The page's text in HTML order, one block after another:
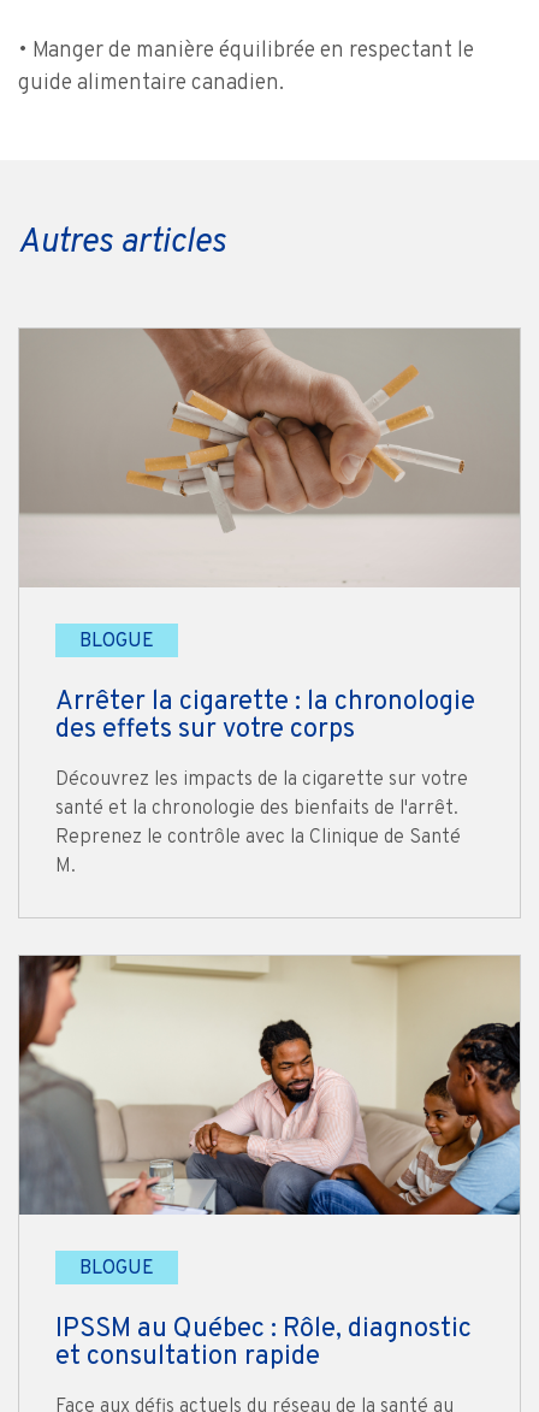
• Manger de manière équilibrée en respectant le
guide alimentaire canadien.
Autres articles
BLOGUE
Arrêter la cigarette : la chronologie
des effets sur votre corps
Découvrez les impacts de la cigarette sur votre
santé et la chronologie des bienfaits de l'arrêt.
Reprenez le contrôle avec la Clinique de Santé
M.
BLOGUE
IPSSM au Québec : Rôle, diagnostic
et consultation rapide